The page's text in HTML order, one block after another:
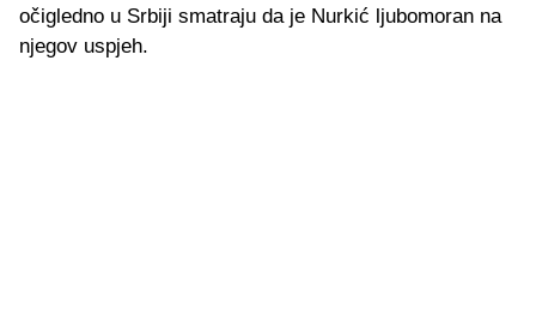
očigledno u Srbiji smatraju da je Nurkić ljubomoran na
njegov uspjeh.